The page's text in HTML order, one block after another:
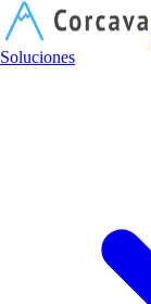
Soluciones